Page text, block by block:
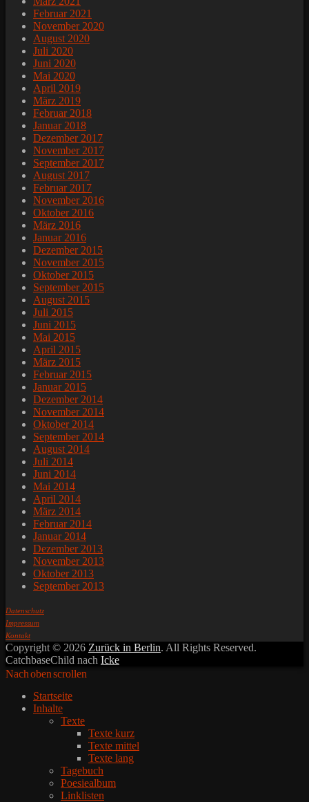
Februar 2021
November 2020
August 2020
Juli 2020
Juni 2020
Mai 2020
April 2019
März 2019
Februar 2018
Januar 2018
Dezember 2017
November 2017
September 2017
August 2017
Februar 2017
November 2016
Oktober 2016
März 2016
Januar 2016
Dezember 2015
November 2015
Oktober 2015
September 2015
August 2015
Juli 2015
Juni 2015
Mai 2015
April 2015
März 2015
Februar 2015
Januar 2015
Dezember 2014
November 2014
Oktober 2014
September 2014
August 2014
Juli 2014
Juni 2014
Mai 2014
April 2014
März 2014
Februar 2014
Januar 2014
Dezember 2013
November 2013
Oktober 2013
September 2013
Datenschutz
Impressum
Kontakt
Copyright © 2026 Zurück in Berlin. All Rights Reserved.
CatchbaseChild nach Icke
Nach oben scrollen
Startseite
Inhalte
Texte
Texte kurz
Texte mittel
Texte lang
Tagebuch
Poesiealbum
Linklisten